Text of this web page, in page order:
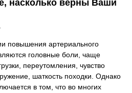
насколько верны Ваши
повышения артериального
головные боли, чаще
переутомления, чувство
шаткость походки. Однако
в том, что во многих